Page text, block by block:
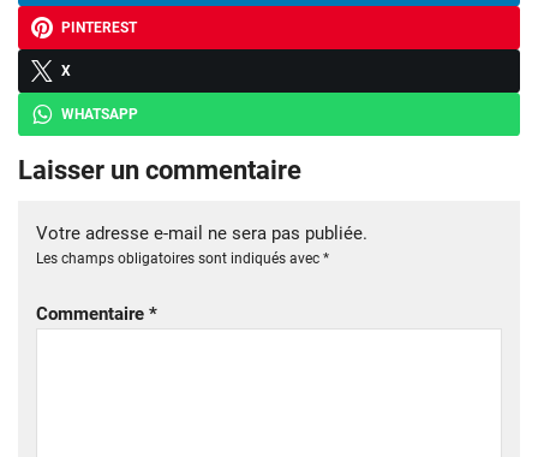
PINTEREST
X
WHATSAPP
Laisser un commentaire
Votre adresse e-mail ne sera pas publiée.
Les champs obligatoires sont indiqués avec *
Commentaire *